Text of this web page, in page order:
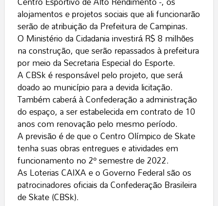
alojamentos e projetos sociais que ali funcionarão
serão de atribuição da Prefeitura de Campinas.
O Ministério da Cidadania investirá R$ 8 milhões
na construção, que serão repassados à prefeitura
por meio da Secretaria Especial do Esporte.
A CBSk é responsável pelo projeto, que será
doado ao município para a devida licitação.
Também caberá à Confederação a administração
do espaço, a ser estabelecida em contrato de 10
anos com renovação pelo mesmo período.
A previsão é de que o Centro Olímpico de Skate
tenha suas obras entregues e atividades em
funcionamento no 2º semestre de 2022.
As Loterias CAIXA e o Governo Federal são os
patrocinadores oficiais da Confederação Brasileira
de Skate (CBSk).